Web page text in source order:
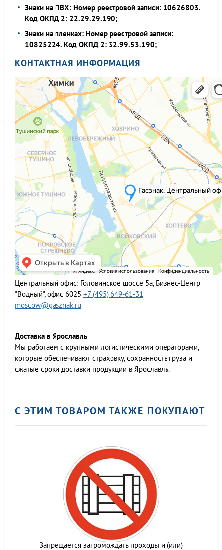
Знаки на ПВХ: Номер реестровой записи: 10626803.
Код ОКПД 2: 22.29.29.190;
Знаки на пленках: Номер реестровой записи:
10825224. Код ОКПД 2: 32.99.53.190;
КОНТАКТНАЯ ИНФОРМАЦИЯ
Центральный офис: Головинское шоссе 5а, Бизнес-Центр
"Водный", офис 6025 +7 (495) 649-61-31
moscow@gasznak.ru
Доставка в Ярославль
Мы работаем c крупными логистическими операторами,
которые обеспечивают страховку, сохранность груза и
сжатые сроки доставки продукции в Ярославль.
С ЭТИМ ТОВАРОМ ТАКЖЕ ПОКУПАЮТ
Запрещается загромождать проходы и (или)